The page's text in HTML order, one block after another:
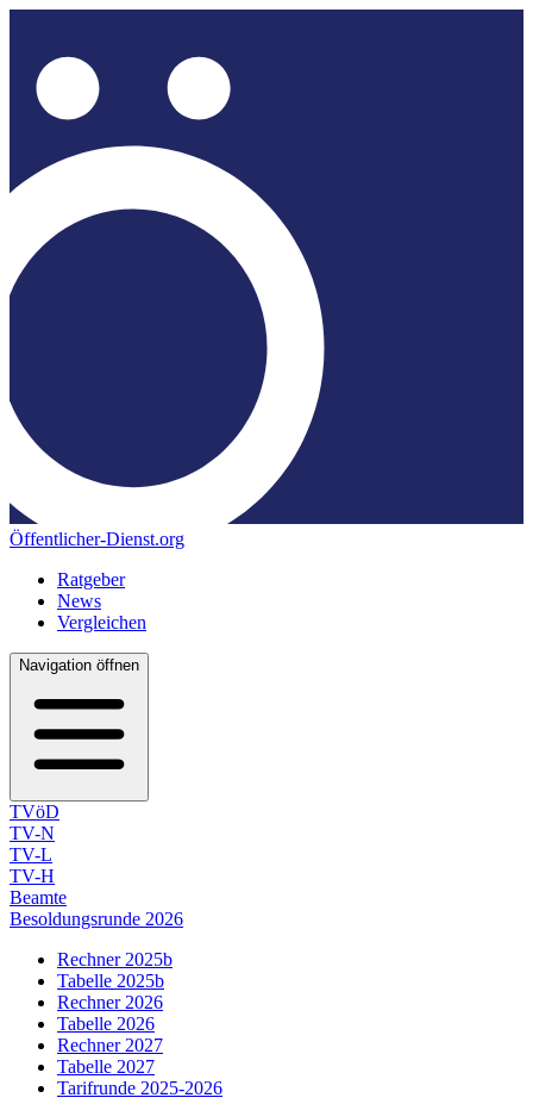
Öffentlicher-Dienst.org
Ratgeber
News
Vergleichen
Navigation öffnen
TVöD
TV-N
TV-L
TV-H
Beamte
Besoldungsrunde 2026
Rechner 2025b
Tabelle 2025b
Rechner 2026
Tabelle 2026
Rechner 2027
Tabelle 2027
Tarifrunde 2025-2026